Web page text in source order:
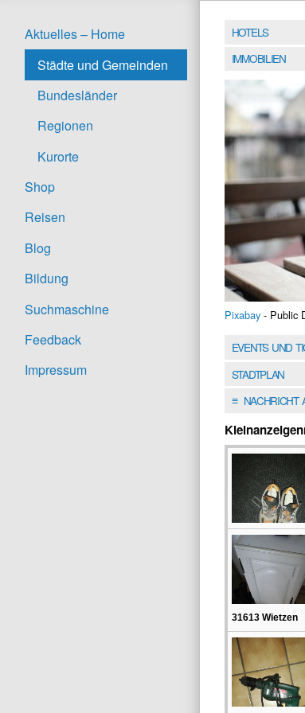
Aktuelles – Home
Städte und Gemeinden
Bundesländer
Regionen
Kurorte
Shop
Reisen
Blog
Bildung
Suchmaschine
Feedback
Impressum
HOTELS
IMMOBILIEN
Pixabay - Public
EVENTS UND
STADTPLAN
≡NACHRICHT
31613 Wietzen